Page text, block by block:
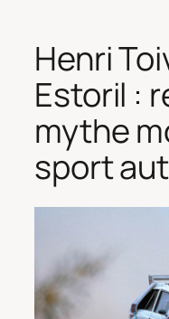
Henri
Estoril :
mythe
sport